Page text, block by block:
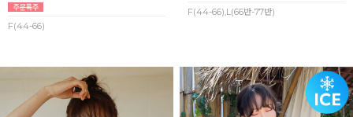
F(44-66)
F(44-66),L(66반-77반)